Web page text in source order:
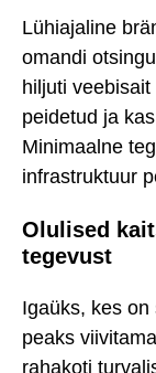
Lühiajaline
omandi
hiljuti
peidetud ja
Minimaalne
infrastruktuur
Olulised
tegevust
Igaüks, kes
peaks
rahakoti